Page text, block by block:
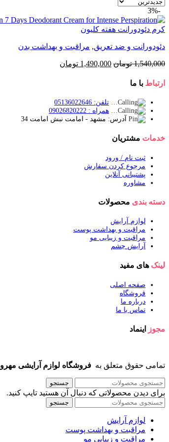
-3%
کرم دئودورانت هفته کلیون
دئودورانت و ضد تعریق, مراقبت و بهداشت بدن
1,540,000 تومان قیمت
1,490,000 تومان
ارتباط با ما
تلفن: 05136022646
همراه : 09026820222
آدرس: مشهد - امامت نبش امامت 34
خدمات مشتریان
ثبت نام / ورود
مرجوع کردن سفارش
پشتیبانی آنلاین
مشاوره
دسته بندی محصولات
لوازم آرایش
مراقبت و بهداشت پوست
مراقبت و زیبایی مو
آرایش چشم
لینک های مفید
صفحه اصلی
فروشگاه
درباره ما
تماس با ما
مجوز اینماد
تمامی حقوق متعلق به فروشگاه لوازم آرایشی مهرو
جستجو
برای دیدن محصولاتی که دنبال آن هستید تایپ کنید.
جستجو
لوازم آرایش
مراقبت و بهداشت پوست
مراقبت و زیبایی مو